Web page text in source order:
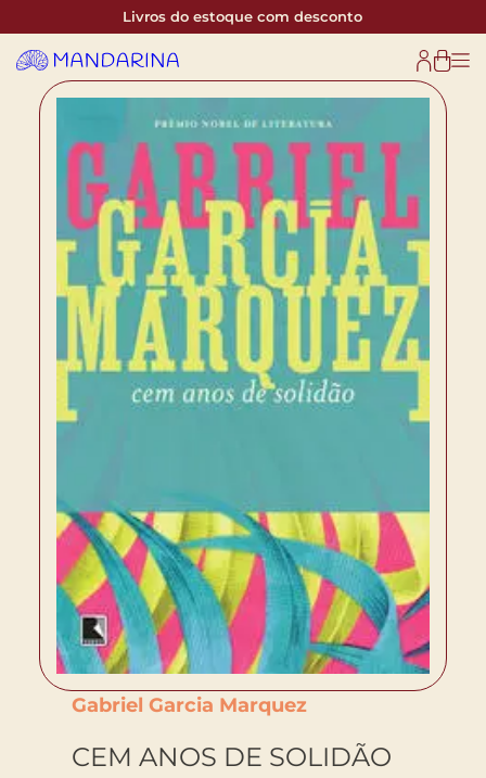
Livros do estoque com desconto
Gabriel Garcia Marquez
CEM ANOS DE SOLIDÃO